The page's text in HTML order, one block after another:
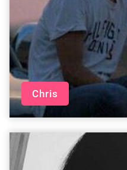
Chris